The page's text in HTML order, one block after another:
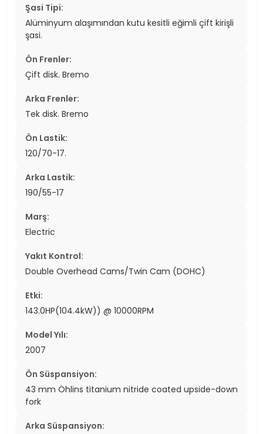
Şasi Tipi:
Alüminyum alaşımından kutu kesitli eğimli çift kirişli
şasi.
Ön Frenler:
Çift disk. Bremo
Arka Frenler:
Tek disk. Bremo
Ön Lastik:
120/70-17.
Arka Lastik:
190/55-17
Marş:
Electric
Yakıt Kontrol:
Double Overhead Cams/Twin Cam (DOHC)
Etki:
143.0HP(104.4kW)) @ 10000RPM
Model Yılı:
2007
Ön Süspansiyon:
43 mm Öhlins titanium nitride coated upside-down
fork
Arka Süspansiyon: